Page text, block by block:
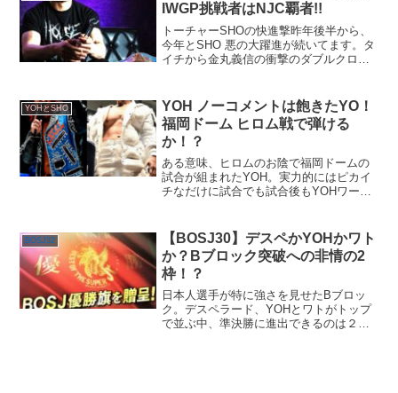
IWGP挑戦者はNJC覇者!!
トーチャーSHOの快進撃昨年後半から、
今年とSHO 悪の大躍進が続いてます。タ
イチから金丸義信の衝撃のダブルクロス
し、念願のIWGPジュニアヘビーに戴冠！
結果が全てと...
YOHとSHO
YOH ノーコメントは飽きたYO！
福岡ドーム ヒロム戦で弾ける
か！？
ある意味、ヒロムのお陰で福岡ドームの
試合が組まれたYOH。実力的にはピカイ
チなだけに試合でも試合後もYOHワール
BOSJ32
【BOSJ30】デスペかYOHかワト
か？Bブロック突破への非情の2
枠！？
日本人選手が特に強さを見せたBブロッ
ク。デスペラード、YOHとワトがトップ
で並ぶ中、準決勝に進出できるのは２選